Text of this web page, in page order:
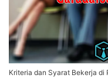
Kriteria dan Syarat Bekerja di